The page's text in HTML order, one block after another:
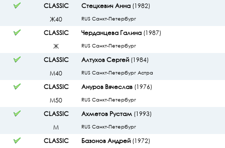
CLASSIC
Ж40
Стецкевич Анна(1982)
RUS Санкт-Петербург
CLASSIC
Ж
Черданцева Галина(1987)
RUS Санкт-Петербург
CLASSIC
М40
Алтухов Сергей(1984)
RUS Санкт-Петербург Астра
CLASSIC
М50
Ануров Вячеслав(1976)
RUS Санкт-Петербург
CLASSIC
М
Ахметов Рустам(1993)
RUS Санкт-Петербург
CLASSIC Базонов Андрей(1972)